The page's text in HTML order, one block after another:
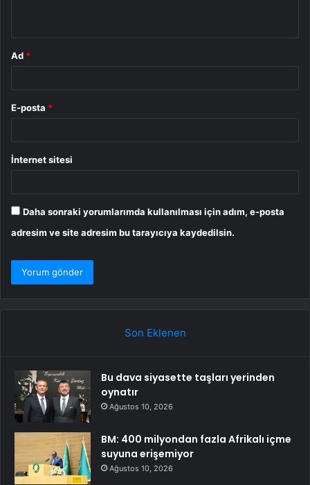
Ad *
E-posta *
İnternet sitesi
Daha sonraki yorumlarımda kullanılması için adım, e-posta
adresim ve site adresim bu tarayıcıya kaydedilsin.
Son Eklenen
Bu dava siyasette taşları yerinden
oynatır
Ağustos 10, 2026
BM: 400 milyondan fazla Afrikalı içme
suyuna erişemiyor
Ağustos 10, 2026